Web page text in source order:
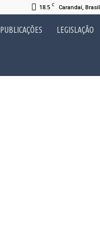
18.5 C Carandaí, Brasil
PUBLICAÇÕES LEGISLAÇÃO